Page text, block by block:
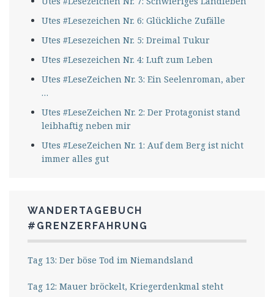
Utes #Lesezeichen Nr. 6: Glückliche Zufälle
Utes #Lesezeichen Nr. 5: Dreimal Tukur
Utes #Lesezeichen Nr. 4: Luft zum Leben
Utes #LeseZeichen Nr. 3: Ein Seelenroman, aber
…
Utes #LeseZeichen Nr. 2: Der Protagonist stand
leibhaftig neben mir
Utes #LeseZeichen Nr. 1: Auf dem Berg ist nicht
immer alles gut
WANDERTAGEBUCH
#GRENZERFAHRUNG
Tag 13: Der böse Tod im Niemandsland
Tag 12: Mauer bröckelt, Kriegerdenkmal steht